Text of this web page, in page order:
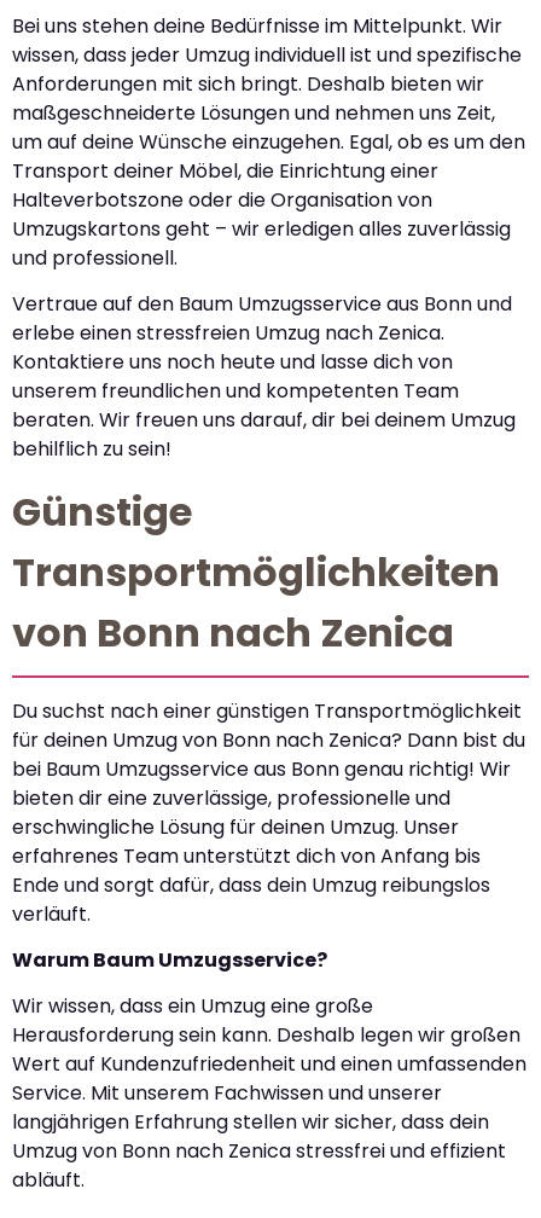
Bei uns stehen deine Bedürfnisse im Mittelpunkt. Wir
wissen, dass jeder Umzug individuell ist und spezifische
Anforderungen mit sich bringt. Deshalb bieten wir
maßgeschneiderte Lösungen und nehmen uns Zeit,
um auf deine Wünsche einzugehen. Egal, ob es um den
Transport deiner Möbel, die Einrichtung einer
Halteverbotszone oder die Organisation von
Umzugskartons geht – wir erledigen alles zuverlässig
und professionell.
Vertraue auf den Baum Umzugsservice aus Bonn und
erlebe einen stressfreien Umzug nach Zenica.
Kontaktiere uns noch heute und lasse dich von
unserem freundlichen und kompetenten Team
beraten. Wir freuen uns darauf, dir bei deinem Umzug
behilflich zu sein!
Günstige
Transportmöglichkeiten
von Bonn nach Zenica
Du suchst nach einer günstigen Transportmöglichkeit
für deinen Umzug von Bonn nach Zenica? Dann bist du
bei Baum Umzugsservice aus Bonn genau richtig! Wir
bieten dir eine zuverlässige, professionelle und
erschwingliche Lösung für deinen Umzug. Unser
erfahrenes Team unterstützt dich von Anfang bis
Ende und sorgt dafür, dass dein Umzug reibungslos
verläuft.
Warum Baum Umzugsservice?
Wir wissen, dass ein Umzug eine große
Herausforderung sein kann. Deshalb legen wir großen
Wert auf Kundenzufriedenheit und einen umfassenden
Service. Mit unserem Fachwissen und unserer
langjährigen Erfahrung stellen wir sicher, dass dein
Umzug von Bonn nach Zenica stressfrei und effizient
abläuft.